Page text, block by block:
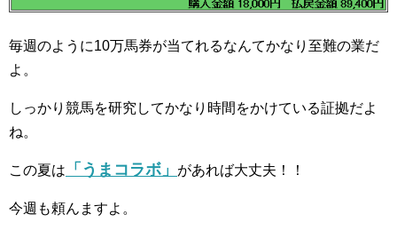
毎週のように10万馬券が当てれるなんてかなり至難の業だ
よ。
しっかり競馬を研究してかなり時間をかけている証拠だよ
ね。
この夏は 「うまコラボ」 があれば大丈夫！！
今週も頼んますよ。